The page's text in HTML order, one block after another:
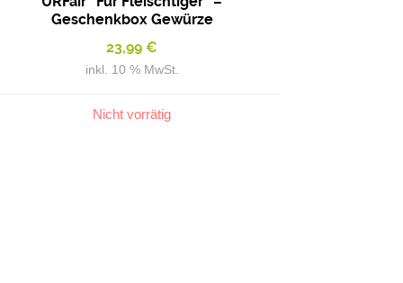
Geschenkbox Gewürze
23,99€
inkl. 10 % MwSt.
Nicht vorrätig